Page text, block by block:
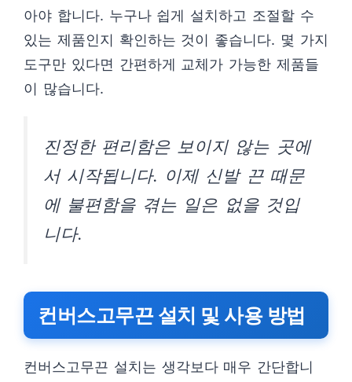
아야 합니다. 누구나 쉽게 설치하고 조절할 수
있는 제품인지 확인하는 것이 좋습니다. 몇 가지
도구만 있다면 간편하게 교체가 가능한 제품들
이 많습니다.
진정한 편리함은 보이지 않는 곳에
서 시작됩니다. 이제 신발 끈 때문
에 불편함을 겪는 일은 없을 것입
니다.
컨버스고무끈 설치 및 사용 방법
컨버스고무끈 설치는 생각보다 매우 간단합니